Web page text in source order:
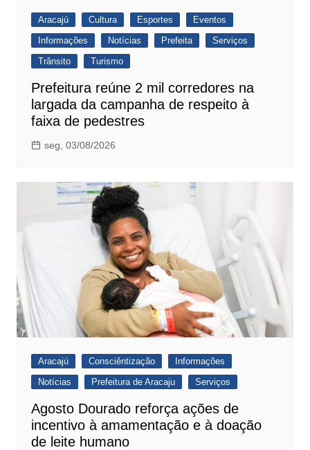
Aracajú Cultura Esportes
Eventos
Informações
Notícias Prefeita
Serviços
Trânsito
Turismo
Prefeitura reúne 2 mil corredores na
largada da campanha de respeito à
faixa de pedestres
seg, 03/08/2026
Aracajú Consciêntização
Informações
Notícias
Prefeitura de Aracaju Serviços
Agosto Dourado reforça ações de
incentivo à amamentação e à doação
de leite humano